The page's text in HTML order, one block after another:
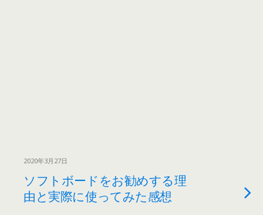
2020年3月27日
ソフトボードをお勧めする理
由と実際に使ってみた感想